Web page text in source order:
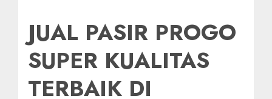
JUAL PASIR PROGO
SUPER KUALITAS
TERBAIK DI